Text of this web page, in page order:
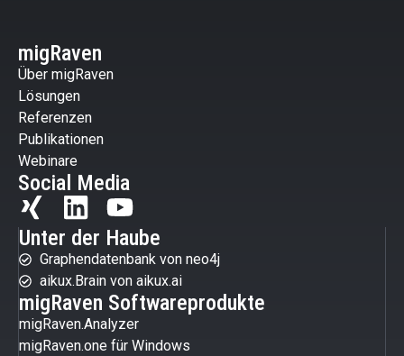
migRaven
Über migRaven
Lösungen
Referenzen
Publikationen
Webinare
Social Media
Unter der Haube
Graphendatenbank von neo4j
aikux.Brain von aikux.ai
migRaven Softwareprodukte
migRaven.Analyzer
migRaven.one für Windows